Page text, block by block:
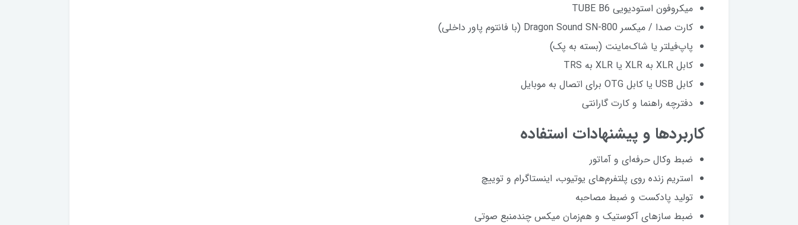
میکروفون استودیویی TUBE B6
کارت صدا / میکسر Dragon Sound SN-800 (با فانتوم پاور داخلی)
پاپ‌فیلتر یا شاک‌ماینت (بسته به پک)
کابل XLR به XLR یا XLR به TRS
کابل USB یا کابل OTG برای اتصال به موبایل
دفترچه راهنما و کارت گارانتی
کاربردها و پیشنهادات استفاده
ضبط وکال حرفه‌ای و آماتور
استریم زنده روی پلتفرم‌های یوتیوب، اینستاگرام و توییچ
تولید پادکست و ضبط مصاحبه
ضبط سازهای آکوستیک و هم‌زمان میکس چندمنبع صوتی